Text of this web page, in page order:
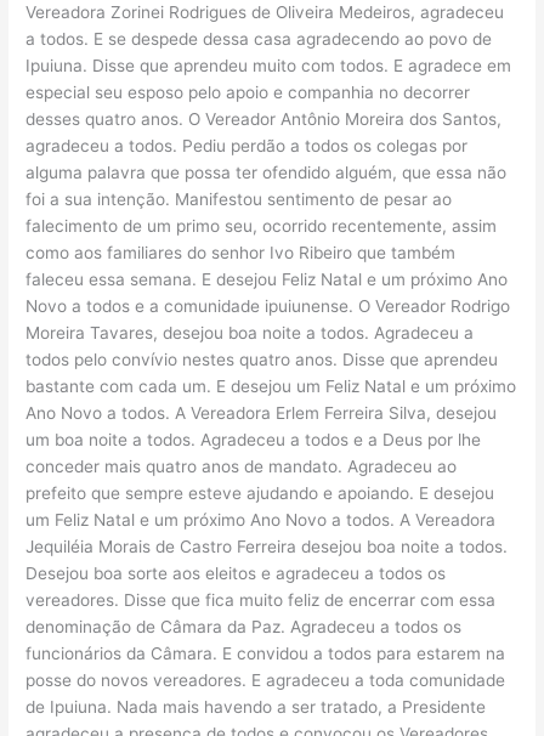
Vereadora Zorinei Rodrigues de Oliveira Medeiros, agradeceu
a todos. E se despede dessa casa agradecendo ao povo de
Ipuiuna. Disse que aprendeu muito com todos. E agradece em
especial seu esposo pelo apoio e companhia no decorrer
desses quatro anos. O Vereador Antônio Moreira dos Santos,
agradeceu a todos. Pediu perdão a todos os colegas por
alguma palavra que possa ter ofendido alguém, que essa não
foi a sua intenção. Manifestou sentimento de pesar ao
falecimento de um primo seu, ocorrido recentemente, assim
como aos familiares do senhor Ivo Ribeiro que também
faleceu essa semana. E desejou Feliz Natal e um próximo Ano
Novo a todos e a comunidade ipuiunense. O Vereador Rodrigo
Moreira Tavares, desejou boa noite a todos. Agradeceu a
todos pelo convívio nestes quatro anos. Disse que aprendeu
bastante com cada um. E desejou um Feliz Natal e um próximo
Ano Novo a todos. A Vereadora Erlem Ferreira Silva, desejou
um boa noite a todos. Agradeceu a todos e a Deus por lhe
conceder mais quatro anos de mandato. Agradeceu ao
prefeito que sempre esteve ajudando e apoiando. E desejou
um Feliz Natal e um próximo Ano Novo a todos. A Vereadora
Jequiléia Morais de Castro Ferreira desejou boa noite a todos.
Desejou boa sorte aos eleitos e agradeceu a todos os
vereadores. Disse que fica muito feliz de encerrar com essa
denominação de Câmara da Paz. Agradeceu a todos os
funcionários da Câmara. E convidou a todos para estarem na
posse do novos vereadores. E agradeceu a toda comunidade
de Ipuiuna. Nada mais havendo a ser tratado, a Presidente